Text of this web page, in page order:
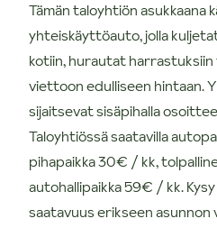
Tämän taloyhtiön asukkaana
yhteiskäyttöauto, jolla
kotiin, hurautat harrastuksiin
viettoon edulliseen hintaan.
sijaitsevat sisäpihalla
Taloyhtiössä saatavilla
pihapaikka 30€ / kk,
autohallipaikka 59€ / kk.
saatavuus erikseen asunnon